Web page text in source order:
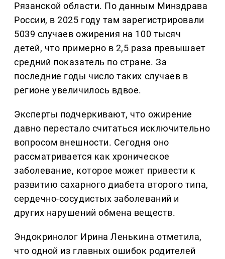
Рязанской области. По данным Минздрава
России, в 2025 году там зарегистрировали
5039 случаев ожирения на 100 тысяч
детей, что примерно в 2,5 раза превышает
средний показатель по стране. За
последние годы число таких случаев в
регионе увеличилось вдвое.
Эксперты подчеркивают, что ожирение
давно перестало считаться исключительно
вопросом внешности. Сегодня оно
рассматривается как хроническое
заболевание, которое может привести к
развитию сахарного диабета второго типа,
сердечно-сосудистых заболеваний и
других нарушений обмена веществ.
Эндокринолог Ирина Ленькина отметила,
что одной из главных ошибок родителей